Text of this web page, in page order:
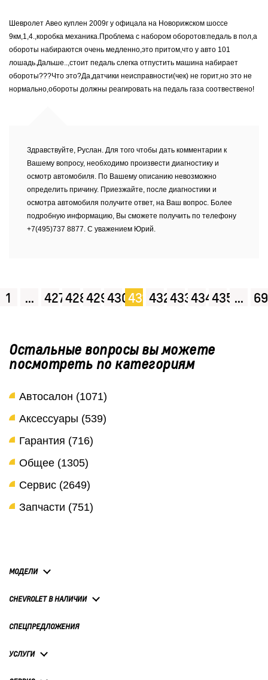
Шевролет Авео куплен 2009г у офицала на Новорижском шоссе
9км,1,4.,коробка механика.Проблема с набором оборотов:педаль в пол,а
обороты набираются очень медленно,это притом,что у авто 101
лошадь.Дальше..,стоит педаль слегка отпустить машина набирает
обороты???Что это?Да,датчики неисправности(чек) не горит,но это не
нормально,обороты должны реагировать на педаль газа соотвествено!
Здравствуйте, Руслан. Для того чтобы дать комментарии к
Вашему вопросу, необходимо произвести диагностику и
осмотр автомобиля. По Вашему описанию невозможно
определить причину. Приезжайте, после диагностики и
осмотра автомобиля получите ответ, на Ваш вопрос. Более
подробную информацию, Вы сможете получить по телефону
+7(495)737 8877. С уважением Юрий.
1 ... 427428429430431 432433434435 ...
Остальные вопросы вы можете
посмотреть по категориям
Автосалон (1071)
Аксессуары (539)
Гарантия (716)
Общее (1305)
Сервис (2649)
Запчасти (751)
МОДЕЛИ
CHEVROLET В НАЛИЧИИ
СПЕЦПРЕДЛОЖЕНИЯ
УСЛУГИ